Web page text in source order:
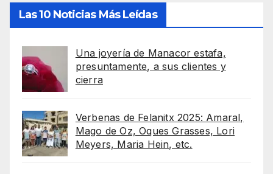
Las 10 Noticias Más Leídas
Una joyería de Manacor estafa,
presuntamente, a sus clientes y
cierra
Verbenas de Felanitx 2025: Amaral,
Mago de Oz, Oques Grasses, Lori
Meyers, Maria Hein, etc.